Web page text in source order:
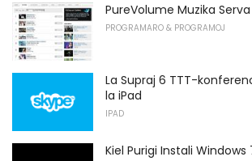
PureVolume Muzika Serva
PROGRAMARO & PROGRAMOJ
La Supraj 6 TTT-
la iPad
IPAD
Kiel Purigi Instali Windows